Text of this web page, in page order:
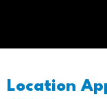
Location